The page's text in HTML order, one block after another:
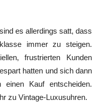
es allerdings satt, dass
immer zu steigen.
frustrierten Kunden
hatten und sich dann
Kauf entscheiden.
zu Vintage-Luxusuhren.